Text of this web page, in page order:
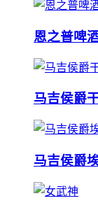
恩之普啤
马吉侯爵
马吉侯爵